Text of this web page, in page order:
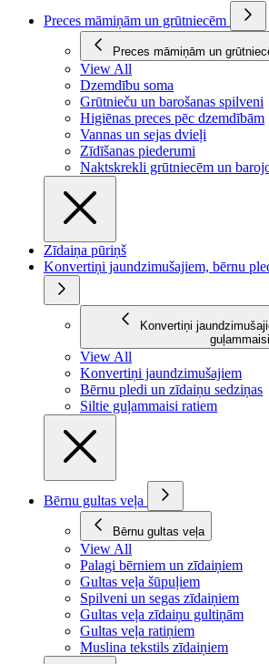
Preces māmiņām un grūtniecēm
Preces māmiņām un
View All
Dzemdību soma
Grūtnieču un barošanas spilveni
Higiēnas preces pēc dzemdībām
Vannas un sejas dvieļi
Zīdīšanas piederumi
Naktskrekli grūtniecēm un
Zīdaiņa pūriņš
Konvertiņi jaundzimušajiem, bērnu
Konvertiņi
guļammaisi
View All
Konvertiņi jaundzimušajiem
Bērnu pledi un zīdaiņu sedziņas
Siltie guļammaisi ratiem
Bērnu gultas veļa
Bērnu gultas veļa
View All
Palagi bērniem un zīdaiņiem
Gultas veļa šūpuļiem
Spilveni un segas zīdaiņiem
Gultas veļa zīdaiņu gultiņām
Gultas veļa ratiņiem
Muslina tekstils zīdaiņiem